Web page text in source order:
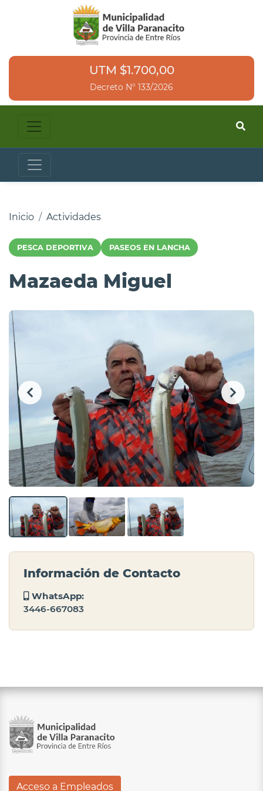
UTM $1.700,00
Decreto N° 133/2026
Inicio Actividades
PESCA DEPORTIVA PASEOS EN LANCHA
Mazaeda Miguel
Información de Contacto
WhatsApp:
3446-667083
Acceso a Empleados